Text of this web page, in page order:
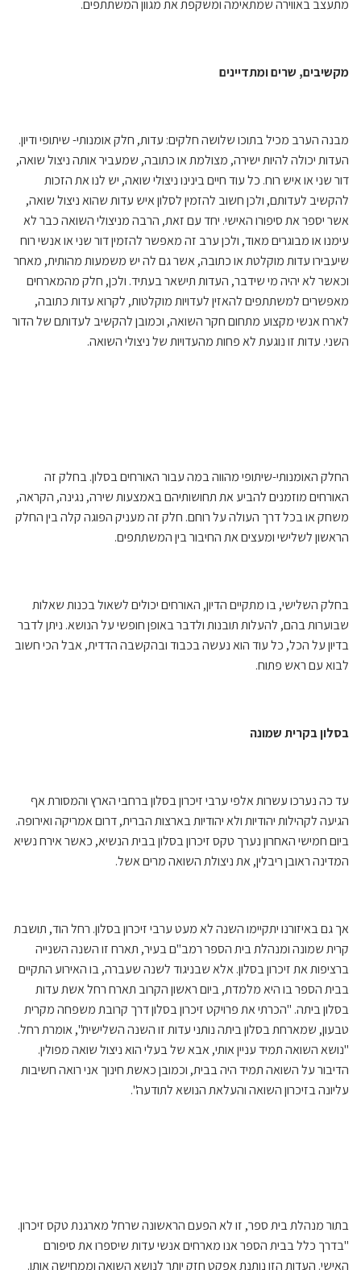
מתעצב באווירה שמתאימה ומשקפת את מגוון המשתתפים.
מקשיבים, שרים ומתדיינים
מבנה הערב מכיל בתוכו שלושה חלקים: עדות, חלק אומנותי- שיתופי ודיון.
העדות יכולה להיות ישירה, מצולמת או כתובה, שמעביר אותה ניצול שואה,
דור שני או איש רוח. כל עוד חיים בינינו ניצולי שואה, יש לנו את הזכות
להקשיב לעדותם, ולכן חשוב להזמין לסלון איש עדות שהוא ניצול שואה,
אשר יספר את סיפורו האישי. יחד עם זאת, הרבה מניצולי השואה כבר לא
עימנו או מבוגרים מאוד, ולכן ערב זה מאפשר להזמין דור שני או אנשי רוח
שיעבירו עדות מוקלטת או כתובה, אשר גם לה יש משמעות מהותית, מאחר
וכאשר לא יהיה מי שידבר, העדות תישאר בעתיד. ולכן, חלק מהמארחים
מאפשרים למשתתפים להאזין לעדויות מוקלטות, לקרוא עדות כתובה,
לארח אנשי מקצוע מתחום חקר השואה, וכמובן להקשיב לעדותם של הדור
השני. עדות זו נוגעת לא פחות מהעדויות של ניצולי השואה.
החלק האומנותי-שיתופי מהווה במה עבור האורחים בסלון. בחלק זה
האורחים מוזמנים להביע את תחושותיהם באמצעות שירה, נגינה, הקראה,
משחק או בכל דרך העולה על רוחם. חלק זה מעניק הפוגה קלה בין החלק
הראשון לשלישי ומעצים את החיבור בין המשתתפים.
בחלק השלישי, בו מתקיים הדיון, האורחים יכולים לשאול בכנות שאלות
שבוערות בהם, להעלות תובנות ולדבר באופן חופשי על הנושא. ניתן לדבר
בדיון על הכל, כל עוד הוא נעשה בכבוד ובהקשבה הדדית, אבל הכי חשוב
לבוא עם ראש פתוח.
בסלון בקרית שמונה
עד כה נערכו עשרות אלפי ערבי זיכרון בסלון ברחבי הארץ והמסורת אף
הגיעה לקהילות יהודיות ולא יהודיות בארצות הברית, דרום אמריקה ואירופה.
ביום חמישי האחרון נערך טקס זיכרון בסלון בבית הנשיא, כאשר אירח נשיא
המדינה ראובן ריבלין, את ניצולת השואה מרים אשל.
אך גם באיזורנו יתקיימו השנה לא מעט ערבי זיכרון בסלון. רחל הוד, תושבת
קרית שמונה ומנהלת בית הספר רמב"ם בעיר, תארח זו השנה השנייה
ברציפות את זיכרון בסלון. אלא שבניגוד לשנה שעברה, בו האירוע התקיים
בבית הספר בו היא מלמדת, ביום ראשון הקרוב תארח רחל אשת עדות
בסלון ביתה. "הכרתי את פרויקט זיכרון בסלון דרך קרובת משפחה מקרית
טבעון, שמארחת בסלון ביתה נותני עדות זו השנה השלישית", אומרת רחל.
"נושא השואה תמיד עניין אותי, אבא של בעלי הוא ניצול שואה מפולין.
הדיבור על השואה תמיד היה בבית, וכמובן כאשת חינוך אני רואה חשיבות
עליונה בזיכרון השואה והעלאת הנושא לתודעה".
בתור מנהלת בית ספר, זו לא הפעם הראשונה שרחל מארגנת טקס זיכרון.
"בדרך כלל בבית הספר אנו מארחים אנשי עדות שיספרו את סיפורם
האישי. העדות הזו נותנת אפקט חזק יותר לנושא השואה וממחישה אותו.